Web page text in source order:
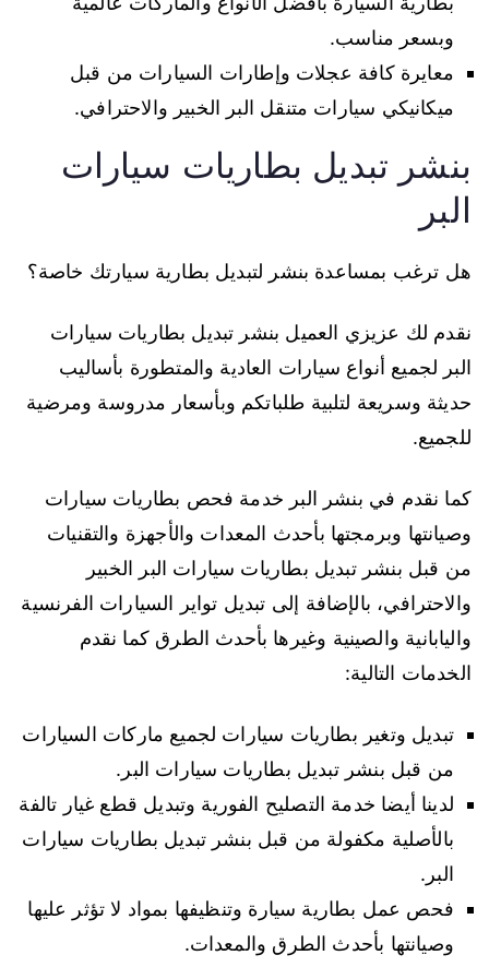
وبسعر مناسب.
معايرة كافة عجلات وإطارات السيارات من قبل
ميكانيكي سيارات متنقل البر الخبير والاحترافي.
بنشر تبديل بطاريات سيارات
البر
هل ترغب بمساعدة بنشر لتبديل بطارية سيارتك خاصة؟
نقدم لك عزيزي العميل بنشر تبديل بطاريات سيارات
البر لجميع أنواع سيارات العادية والمتطورة بأساليب
حديثة وسريعة لتلبية طلباتكم وبأسعار مدروسة ومرضية
للجميع.
كما نقدم في بنشر البر خدمة فحص بطاريات سيارات
وصيانتها وبرمجتها بأحدث المعدات والأجهزة والتقنيات
من قبل بنشر تبديل بطاريات سيارات البر الخبير
والاحترافي، بالإضافة إلى تبديل تواير السيارات الفرنسية
واليابانية والصينية وغيرها بأحدث الطرق كما نقدم
الخدمات التالية:
تبديل وتغير بطاريات سيارات لجميع ماركات السيارات
من قبل بنشر تبديل بطاريات سيارات البر.
لدينا أيضا خدمة التصليح الفورية وتبديل قطع غيار تالفة
بالأصلية مكفولة من قبل بنشر تبديل بطاريات سيارات
البر.
فحص عمل بطارية سيارة وتنظيفها بمواد لا تؤثر عليها
وصيانتها بأحدث الطرق والمعدات.